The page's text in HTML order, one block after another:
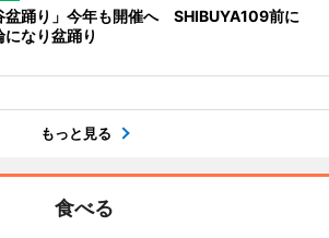
盆踊り」今年も開催へ SHIBUYA109前に
になり盆踊り
もっと見る
食べる